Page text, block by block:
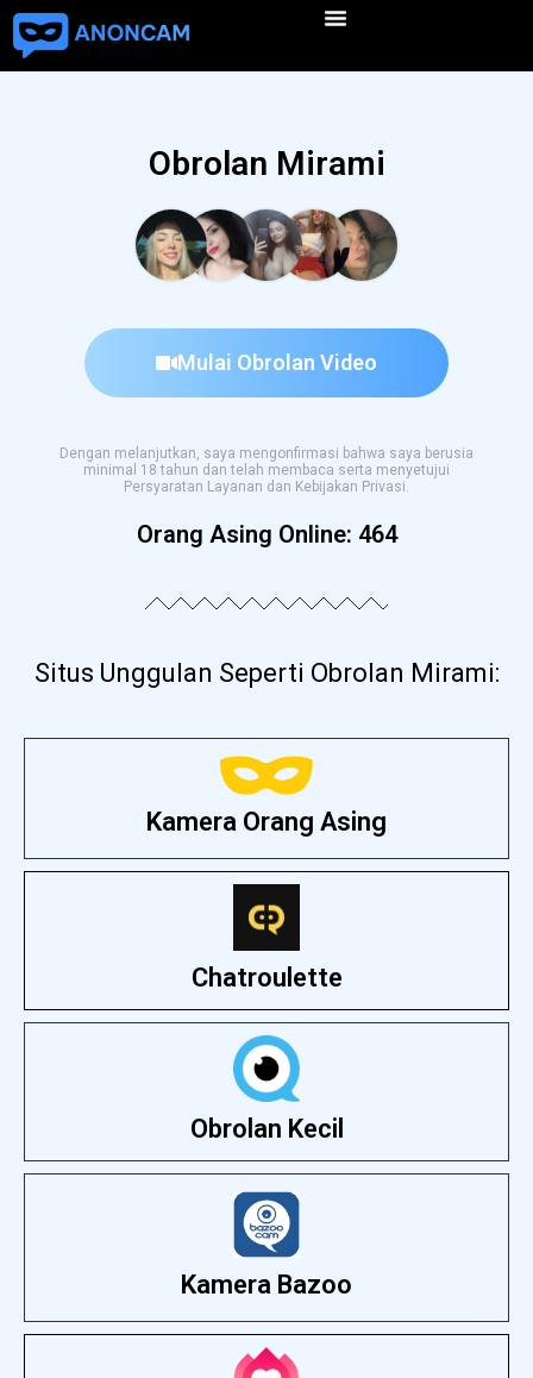
Obrolan Mirami
Mulai Obrolan Video
Dengan melanjutkan, saya mengonfirmasi bahwa saya berusia
minimal 18 tahun dan telah membaca serta menyetujui
Persyaratan Layanan dan Kebijakan Privasi.
Orang Asing Online: 467
Situs Unggulan Seperti Obrolan Mirami:
Kamera Orang Asing
Chatroulette
Obrolan Kecil
Kamera Bazoo